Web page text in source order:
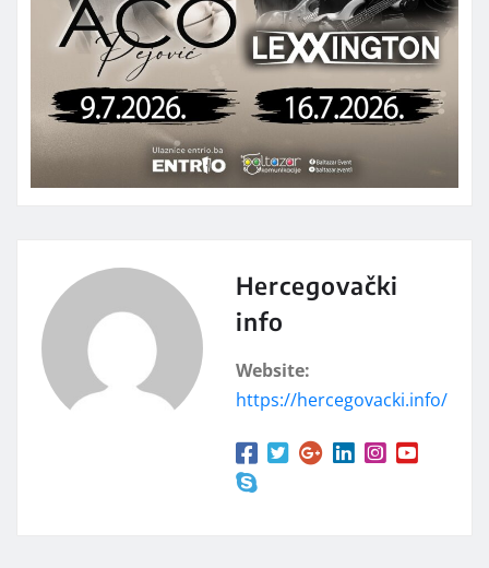
Hercegovački
info
Website:
https://hercegovacki.info/